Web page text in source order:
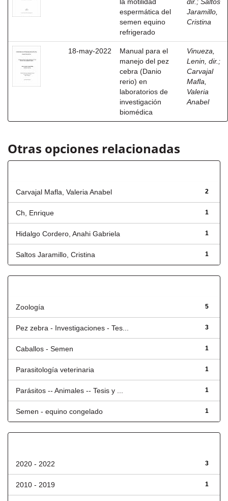
espermática del
semen equino
refrigerado
Jaramillo,
Cristina
18-may-2022
Manual para el
manejo del pez
cebra (Danio
rerio) en
laboratorios de
investigación
biomédica
Vinueza,
Lenin, dir. ;
Carvajal
Mafla,
Valeria
Anabel
Otras opciones relacionadas
2
Carvajal Mafla, Valeria Anabel
1
Ch, Enrique
1
Hidalgo Cordero, Anahi Gabriela
1
Saltos Jaramillo, Cristina
5
Zoología
3
Pez zebra - Investigaciones - Tes...
1
Caballos - Semen
1
Parasitología veterinaria
1
Parásitos -- Animales -- Tesis y ...
1
Semen - equino congelado
3
2020 - 2022
1
2010 - 2019